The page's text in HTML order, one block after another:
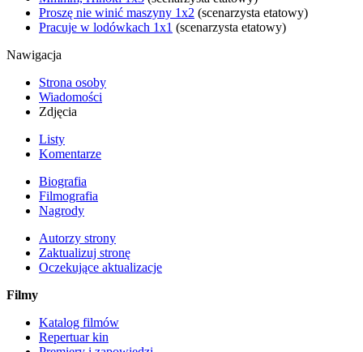
Proszę nie winić maszyny 1x2 (scenarzysta etatowy)
Pracuje w lodówkach 1x1 (scenarzysta etatowy)
Nawigacja
Strona osoby
Wiadomości
Zdjęcia
Listy
Komentarze
Biografia
Filmografia
Nagrody
Autorzy strony
Zaktualizuj stronę
Oczekujące aktualizacje
Filmy
Katalog filmów
Repertuar kin